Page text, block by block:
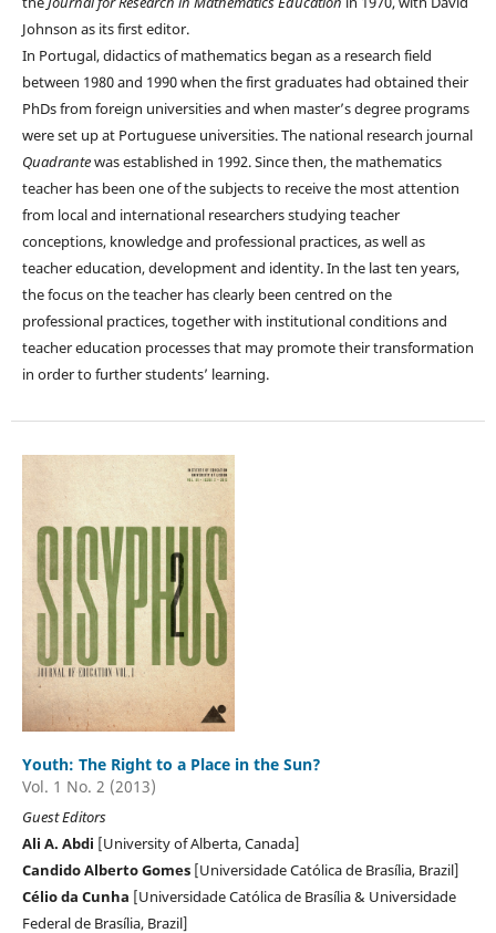
Johnson as its first editor.
In Portugal, didactics of mathematics began as a research field
between 1980 and 1990 when the first graduates had obtained their
PhDs from foreign universities and when master’s degree programs
were set up at Portuguese universities. The national research journal
Quadrantewas established in 1992. Since then, the mathematics
teacher has been one of the subjects to receive the most attention
from local and international researchers studying teacher
conceptions, knowledge and professional practices, as well as
teacher education, development and identity. In the last ten years,
the focus on the teacher has clearly been centred on the
professional practices, together with institutional conditions and
teacher education processes that may promote their transformation
in order to further students’ learning.
Youth: The Right to a Place in the Sun?
Vol. 1 No. 2 (2013)
Guest Editors
Ali A. Abdi [University of Alberta, Canada]
Candido Alberto Gomes [Universidade Católica de Brasília, Brazil]
Célio da Cunha [Universidade Católica de Brasília & Universidade
Federal de Brasília, Brazil]